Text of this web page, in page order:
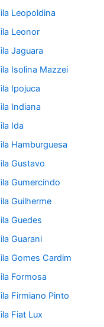
Leopoldina
Leonor
Jaguara
Isolina Mazzei
Ipojuca
Indiana
Ida
Hamburguesa
Gustavo
Gumercindo
Guilherme
Guedes
Guarani
Gomes Cardim
Formosa
Firmiano Pinto
Fiat Lux